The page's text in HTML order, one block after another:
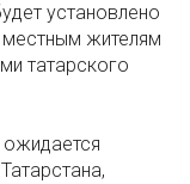
установлено
местным жителям
татарского